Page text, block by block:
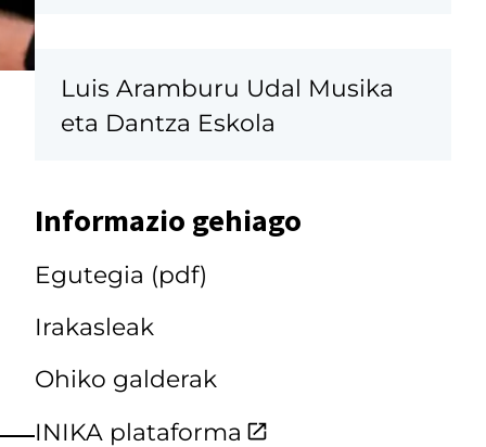
Luis Aramburu Udal Musika
eta Dantza Eskola
Informazio gehiago
Egutegia (pdf)
Irakasleak
Ohiko galderak
INIKA plataforma